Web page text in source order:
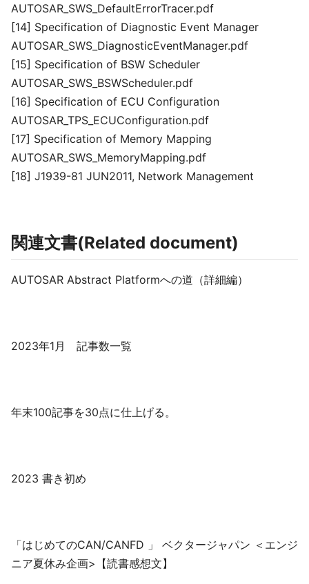
AUTOSAR_SWS_DefaultErrorTracer.pdf
[14] Specification of Diagnostic Event Manager
AUTOSAR_SWS_DiagnosticEventManager.pdf
[15] Specification of BSW Scheduler
AUTOSAR_SWS_BSWScheduler.pdf
[16] Specification of ECU Configuration
AUTOSAR_TPS_ECUConfiguration.pdf
[17] Specification of Memory Mapping
AUTOSAR_SWS_MemoryMapping.pdf
[18] J1939-81 JUN2011, Network Management
関連文書(Related document)
AUTOSAR Abstract Platformへの道（詳細編）
2023年1月 記事数一覧
年末100記事を30点に仕上げる。
2023 書き初め
「はじめてのCAN/CANFD 」 ベクタージャパン ＜エンジ
ニア夏休み企画>【読書感想文】